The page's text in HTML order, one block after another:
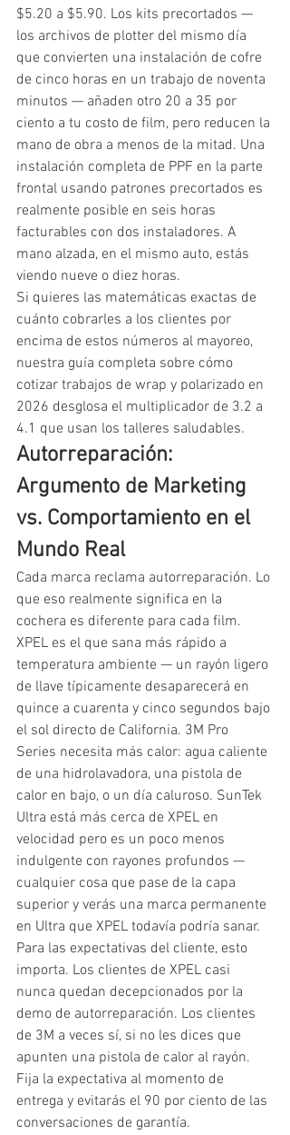
$5.20 a $5.90. Los kits precortados —
los archivos de plotter del mismo día
que convierten una instalación de cofre
de cinco horas en un trabajo de noventa
minutos — añaden otro 20 a 35 por
ciento a tu costo de film, pero reducen la
mano de obra a menos de la mitad. Una
instalación completa de PPF en la parte
frontal usando patrones precortados es
realmente posible en seis horas
facturables con dos instaladores. A
mano alzada, en el mismo auto, estás
viendo nueve o diez horas.
Si quieres las matemáticas exactas de
cuánto cobrarles a los clientes por
encima de estos números al mayoreo,
nuestra guía completa sobre cómo
cotizar trabajos de wrap y polarizado en
2026 desglosa el multiplicador de 3.2 a
4.1 que usan los talleres saludables.
Autorreparación:
Argumento de Marketing
vs. Comportamiento en el
Mundo Real
Cada marca reclama autorreparación. Lo
que eso realmente significa en la
cochera es diferente para cada film.
XPEL es el que sana más rápido a
temperatura ambiente — un rayón ligero
de llave típicamente desaparecerá en
quince a cuarenta y cinco segundos bajo
el sol directo de California. 3M Pro
Series necesita más calor: agua caliente
de una hidrolavadora, una pistola de
calor en bajo, o un día caluroso. SunTek
Ultra está más cerca de XPEL en
velocidad pero es un poco menos
indulgente con rayones profundos —
cualquier cosa que pase de la capa
superior y verás una marca permanente
en Ultra que XPEL todavía podría sanar.
Para las expectativas del cliente, esto
importa. Los clientes de XPEL casi
nunca quedan decepcionados por la
demo de autorreparación. Los clientes
de 3M a veces sí, si no les dices que
apunten una pistola de calor al rayón.
Fija la expectativa al momento de
entrega y evitarás el 90 por ciento de las
conversaciones de garantía.